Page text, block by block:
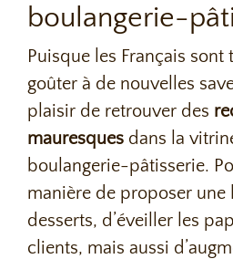
boulangerie-
Puisque les Français
goûter à de nouvelles
plaisir de retrouver des
mauresques dans la
boulangerie-pâtisserie.
manière de proposer une
desserts, d’éveiller les
clients, mais aussi